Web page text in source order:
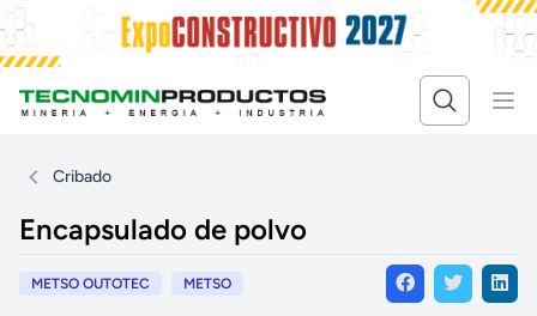
Cribado
Encapsulado de polvo
METSO OUTOTEC METSO